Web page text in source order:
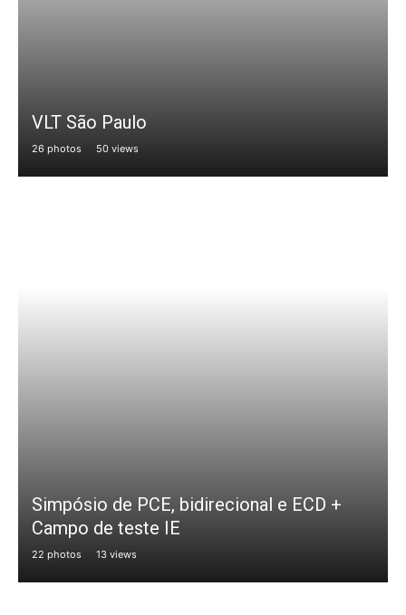
VLT São Paulo
26 photos 50 views
Simpósio de PCE, bidirecional e ECD +
Campo de teste IE
22 photos 13 views